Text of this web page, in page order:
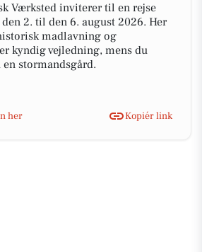
Værksted inviterer til en rejse
2. til den 6. august 2026. Her
madlavning og
kyndig vejledning, mens du
stormandsgård.
her
Kopiér link